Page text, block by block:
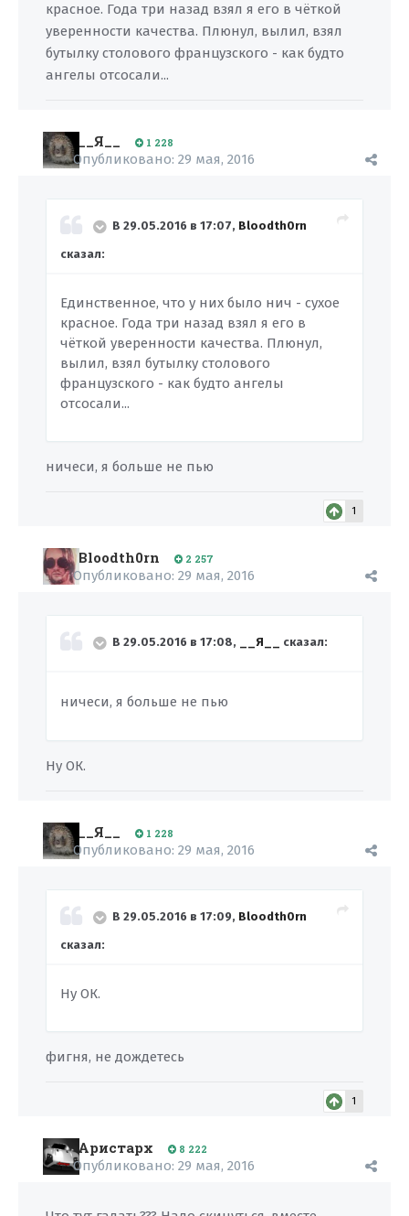
красное. Года три назад взял я его в чёткой
уверенности качества. Плюнул, вылил, взял
бутылку столового французского - как будто
ангелы отсосали...
__Я__ 1 228
Опубликовано: 29 мая, 2016
В 29.05.2016 в 17:07, Bloodth0rn
сказал:
Единственное, что у них было нич - сухое
красное. Года три назад взял я его в
чёткой уверенности качества. Плюнул,
вылил, взял бутылку столового
французского - как будто ангелы
отсосали...
ничеси, я больше не пью
1
Bloodth0rn 2 257
Опубликовано: 29 мая, 2016
В 29.05.2016 в 17:08, __Я__ сказал:
ничеси, я больше не пью
Ну ОК.
__Я__ 1 228
Опубликовано: 29 мая, 2016
В 29.05.2016 в 17:09, Bloodth0rn
сказал:
Ну ОК.
фигня, не дождетесь
1
Аристарх 8 222
Опубликовано: 29 мая, 2016